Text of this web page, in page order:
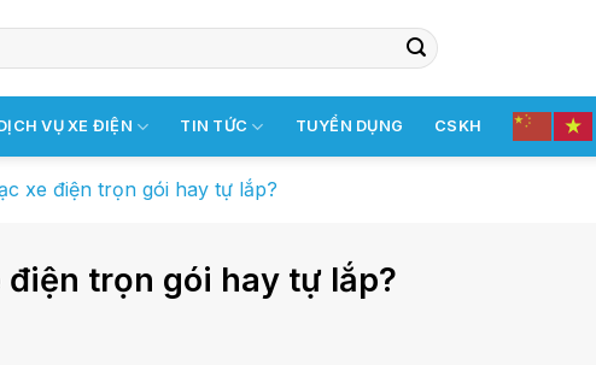
VỤ XE ĐIỆN TIN TỨC TUYỂN DỤNG CSKH
xe điện trọn gói hay tự lắp?
trọn gói hay tự lắp?